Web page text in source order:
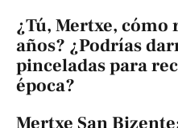
¿Tú, Mertxe, cómo
años? ¿Podrías
pinceladas para
época?
Mertxe San